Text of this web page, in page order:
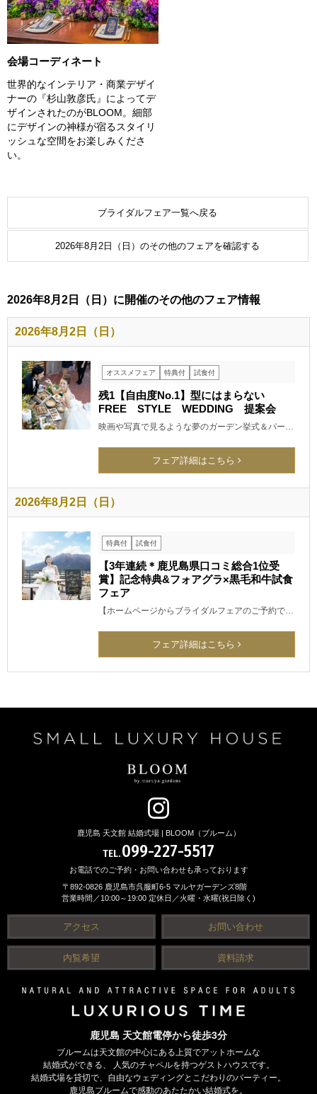
会場コーディネート
世界的なインテリア・商業デザイ
ナーの『杉山敦彦氏』によってデ
ザインされたのがBLOOM。細部
にデザインの神様が宿るスタイリ
ッシュな空間をお楽しみくださ
い。
ブライダルフェア一覧へ戻る
2026年8月2日（日）のその他のフェアを確認する
2026年8月2日（日）に開催のその他のフェア情報
2026年8月2日（日）
オススメフェア 特典付 試食付
残1【自由度No.1】型にはまらない
FREE STYLE WEDDING 提案会
映画や写真で見るような夢のガーデン挙式＆パー…
フェア詳細はこちら
2026年8月2日（日）
特典付 試食付
【3年連続＊鹿児島県口コミ総合1位受
賞】記念特典&フォアグラ×黒毛和牛試食
フェア
【ホームページからブライダルフェアのご予約で…
フェア詳細はこちら
鹿児島 天文館 結婚式場 | BLOOM（ブルーム）
TEL.099-227-5517
お電話でのご予約・お問い合わせも承っております
〒892-0826 鹿児島市呉服町6-5 マルヤガーデンズ8階
営業時間／10:00～19:00 定休日／火曜・水曜(祝日除く)
アクセス お問い合わせ
内覧希望 資料請求
鹿児島 天文館電停から徒歩3分
ブルームは天文館の中心にある上質でアットホームな
結婚式ができる、
人気のチャペルを持つゲストハウスです。
結婚式場を貸切で、自由なウェディングとこだわりのパーティー。
鹿児島ブルームで感動のあたたかい結婚式を。